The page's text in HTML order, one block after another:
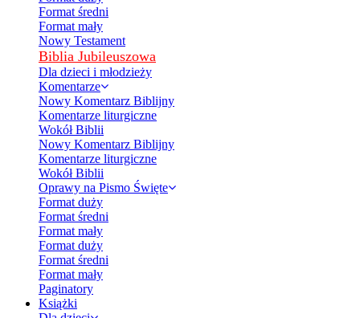
Format średni
Format mały
Nowy Testament
Biblia Jubileuszowa
Dla dzieci i młodzieży
Komentarze
Nowy Komentarz Biblijny
Komentarze liturgiczne
Wokół Biblii
Nowy Komentarz Biblijny
Komentarze liturgiczne
Wokół Biblii
Oprawy na Pismo Święte
Format duży
Format średni
Format mały
Format duży
Format średni
Format mały
Paginatory
Książki